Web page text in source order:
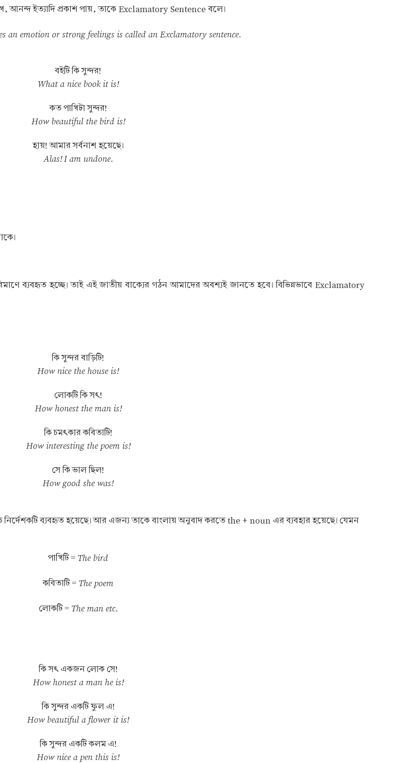
আনন্দ ইত্যাদি প্রকাশ পায়, তাকে Exclamatory Sentence বলে।
an emotion or strong feelings is called an Exclamatory sentence.
বইটি কি সুন্দর!
What a nice book it is!
কত পাখিটা সুন্দর!
How beautiful the bird is!
হায়! আমার সর্বনাশ হয়েছে।
Alas! I am undone.
ব্যবহৃত হচ্ছে। তাই এই জাতীয় বাক্যের গঠন আমাদের অবশ্যই জানতে হবে। বিভিন্নভাবে Exclamatory
কি সুন্দর বাড়িটি!
How nice the house is!
লোকটি কি সৎ!
How honest the man is!
কি চমৎকার কবিতাটি!
How interesting the poem is!
সে কি ভাল ছিল!
How good she was!
নির্দেশকটি ব্যবহৃত হয়েছে। আর এজন্য তাকে বাংলায় অনুবাদ করতে the + noun এর ব্যবহার হয়েছে। যেমন
পাখিটি = The bird
কবিতাটি = The poem
লোকটি = The man etc.
কি সৎ একজন লোক সে!
How honest a man he is!
কি সুন্দর একটি ফুল এ!
How beautiful a flower it is!
কি সুন্দর একটি কলম এ!
How nice a pen this is!